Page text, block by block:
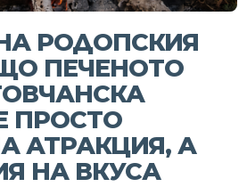
РОДОПСКИЯ
ПЕЧЕНОТО
ПРОСТО
АТРАКЦИЯ, А
НА ВКУСА